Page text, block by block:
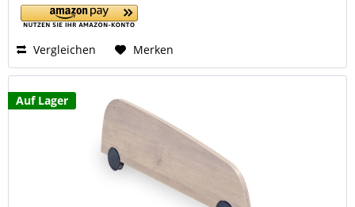
Vergleichen Merken
Auf Lager